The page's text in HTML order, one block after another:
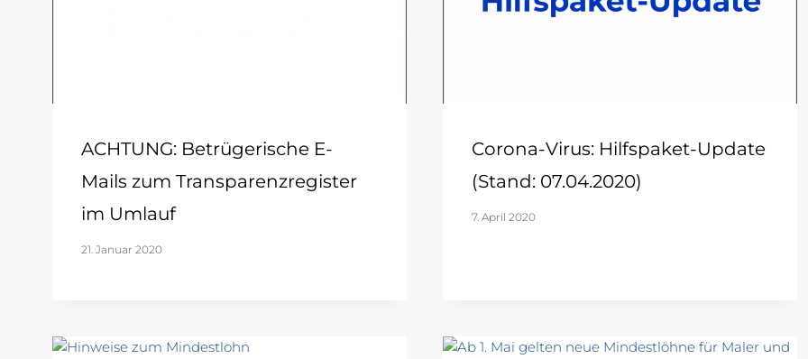
ACHTUNG: Betrügerische E-
Mails zum Transparenzregister
im Umlauf
21. Januar 2020
Corona-Virus: Hilfspaket-Update
(Stand: 07.04.2020)
7. April 2020